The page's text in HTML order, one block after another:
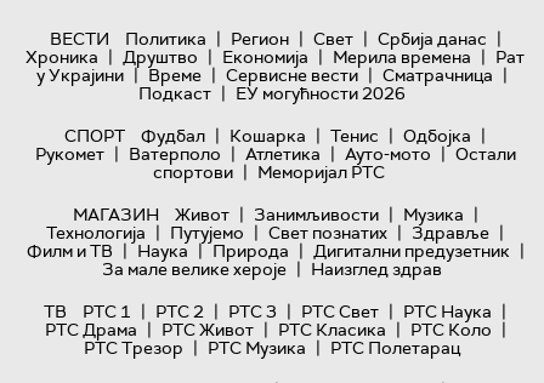
ВЕСТИ Политика | Регион | Свет | Србија данас |
Хроника | Друштво | Економија | Мерила времена | Рат
у Украјини | Време | Сервисне вести | Сматрачница |
Подкаст | ЕУ могућности 2026
СПОРТ
Фудбал | Кошарка | Тенис | Одбојка |
Рукомет | Ватерполо | Атлетика | Ауто-мото | Остали
спортови | Меморијал РТС
МАГАЗИН
Живот | Занимљивости | Музика |
Технологијa | Путујемо | Свет познатих | Здравље |
Филм и ТВ | Наука | Природа | Дигитални предузетник |
За мале велике хероје | Наизглед здрав
ТВ
РТС 1 | РТС 2 | РТС 3 | РТС Свет | РТС Наука |
РТС Драма | РТС Живот | РТС Класика | РТС Коло |
РТС Трезор | РТС Музика | РТС Полетарац